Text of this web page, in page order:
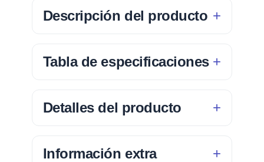
Descripción del producto
Tabla de especificaciones
Detalles del producto
Información extra